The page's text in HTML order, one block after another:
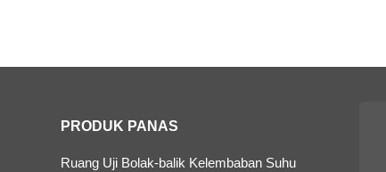
PRODUK PANAS
Ruang Uji Bolak-balik Kelembaban Suhu